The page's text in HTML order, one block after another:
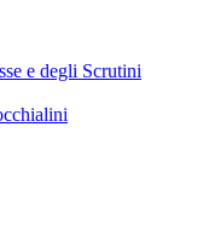
e degli Scrutini